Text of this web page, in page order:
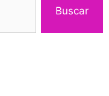
Buscar